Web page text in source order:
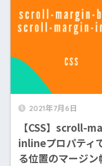
2021年7月6日
【CSS】scroll-
inlineプロパティ
る位置のマージ